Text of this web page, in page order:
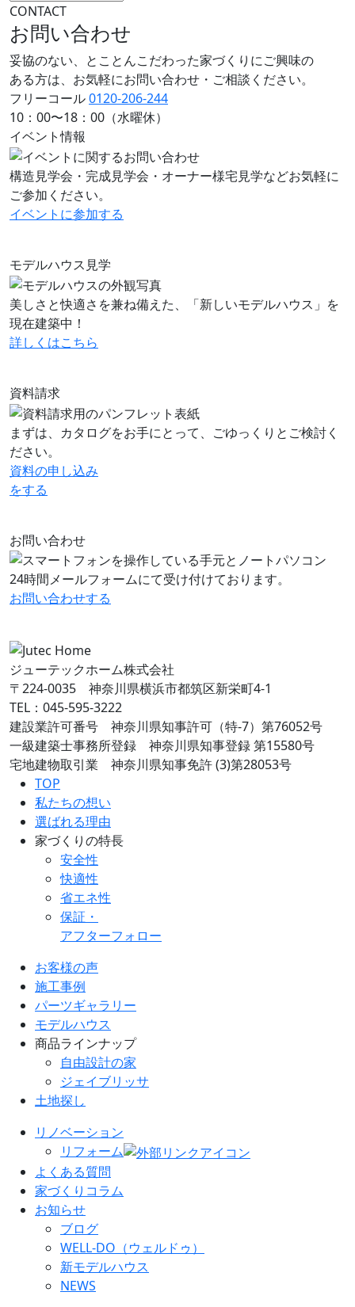
CONTACT
お問い合わせ
妥協のない、とことんこだわった家づくりにご興味の
ある方は、お気軽にお問い合わせ・ご相談ください。
フリーコール0120-206-244
10：00〜18：00（水曜休）
イベント情報
構造見学会・完成見学会・オーナー様宅見学などお気軽に
ご参加ください。
イベントに参加する
モデルハウス見学
美しさと快適さを兼ね備えた、「新しいモデルハウス」を
現在建築中！
詳しくはこちら
資料請求
まずは、カタログをお手にとって、ごゆっくりとご検討く
ださい。
資料の申し込み
をする
お問い合わせ
24時間メールフォームにて受け付けております。
お問い合わせする
ジューテックホーム株式会社
〒224-0035 神奈川県横浜市都筑区新栄町4-1
TEL：045-595-3222
建設業許可番号 神奈川県知事許可（特-7）第76052号
一級建築士事務所登録 神奈川県知事登録 第15580号
宅地建物取引業 神奈川県知事免許 (3)第28053号
TOP
私たちの想い
選ばれる理由
家づくりの特長
安全性
快適性
省エネ性
保証・
アフターフォロー
お客様の声
施工事例
パーツギャラリー
モデルハウス
商品ラインナップ
自由設計の家
ジェイブリッサ
土地探し
リノベーション
リフォーム
よくある質問
家づくりコラム
お知らせ
ブログ
WELL-DO（ウェルドゥ）
新モデルハウス
NEWS